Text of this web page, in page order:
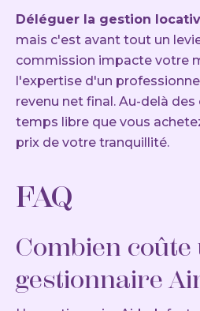
Déléguer la gestion
mais c'est avant tout un
commission impacte votre
l'expertise d'un
revenu net final. Au-delà
temps libre que vous
prix de votre tranquillité.
FAQ
Combien coûte
gestionnaire